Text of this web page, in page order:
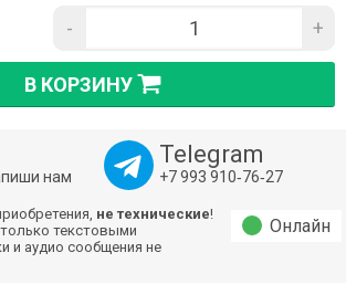
- +
В КОРЗИНУ
нам
Telegram
+7 993 910‑76‑27
не технические!
текстовыми
и аудио сообщения не
Онлайн